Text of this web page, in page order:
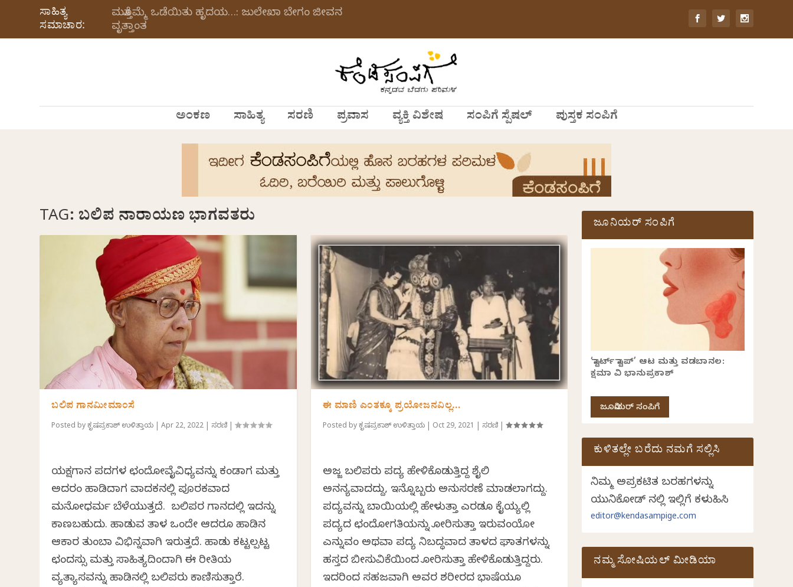
ಸಾಹಿತ್ಯ
ಸಮಾಚಾರ:
ಮತ್ತೊಮ್ಮೆ ಒಡೆಯಿತು ಹೃದಯ…: ಜುಲೇಖಾ ಬೇಗಂ ಜೀವನ
ವೃತ್ತಾಂತ
ಅಂಕಣ ಸಾಹಿತ್ಯ ಸರಣಿ ಪ್ರವಾಸ ವ್ಯಕ್ತಿ ವಿಶೇಷ ಸಂಪಿಗೆ ಸ್ಪೆಷಲ್ ಪುಸ್ತಕ ಸಂಪಿಗೆ
TAG: ಬಲಿಪ ನಾರಾಯಣ ಭಾಗವತರು
ಬಲಿಪ ಗಾನಮೀಮಾಂಸೆ
Posted byಕೃಷ್ಣಪ್ರಕಾಶ್ ಉಳಿತ್ತಾಯ |Apr 22, 2022 ಸರಣಿ |
ಯಕ್ಷಗಾನ ಪದಗಳ ಛಂದೋವೈವಿಧ್ಯವನ್ನು ಕಂಡಾಗ ಮತ್ತು
ಅದರಂತೆ ಹಾಡಿದಾಗ ವಾದಕನಲ್ಲಿ ಪೂರಕವಾದ
ಮನೋಧರ್ಮ ಬೆಳೆಯುತ್ತದೆ. ಬಲಿಪರ ಗಾನದಲ್ಲಿ ಇದನ್ನು
ಕಾಣಬಹುದು. ಹಾಡುವ ತಾಳ ಒಂದೇ ಆದರೂ ಹಾಡಿನ
ಆಕಾರ ತುಂಬಾ ವಿಭಿನ್ನವಾಗಿ ಇರುತ್ತದೆ. ಹಾಡು ಕಟ್ಟಲ್ಪಟ್ಟ
ಛಂದಸ್ಸು ಮತ್ತು ಸಾಹಿತ್ಯದಿಂದಾಗಿ ಈ ರೀತಿಯ
ವ್ಯತ್ಯಾಸವನ್ನು ಹಾಡಿನಲ್ಲಿ ಬಲಿಪರು ಕಾಣಿಸುತ್ತಾರೆ.
ಈ ಮಾಣಿ ಎಂತಕ್ಕೂ ಪ್ರಯೋಜನವಿಲ್ಲ…
Posted byಕೃಷ್ಣಪ್ರಕಾಶ್ ಉಳಿತ್ತಾಯ| Oct 29, 2021 ಸರಣಿ|
ಅಜ್ಜ ಬಲಿಪರು ಪದ್ಯ ಹೇಳಿಕೊಡುತ್ತಿದ್ದ ಶೈಲಿ
ಅನನ್ಯವಾದದ್ದು, ಇನ್ನೊಬ್ಬರು ಅನುಸರಣೆ ಮಾಡಲಾಗದ್ದು.
ಪದ್ಯವನ್ನು ಬಾಯಿಯಲ್ಲಿ ಹೇಳುತ್ತಾ ಎರಡೂ ಕೈಯ್ಯಲ್ಲಿ
ಪದ್ಯದ ಛಂದೋಗತಿಯನ್ನು ತೋರಿಸುತ್ತಾ ಇರುವಂತೆಯೋ
ಎನ್ನುವಂತೆ ಅಥವಾ ಪದ್ಯ ನಿಬದ್ಧವಾದ ತಾಳದ ಘಾತಗಳನ್ನು
ಹಸ್ತದ ಬೀಸುವಿಕೆಯಿಂದ ತೋರಿಸುತ್ತಾ ಹೇಳಿಕೊಡುತ್ತಿದ್ದರು.
ಇದರಿಂದ ಸಹಜವಾಗಿ ಅವರ ಶರೀರದ ಭಾಷೆಯೂ
ಜೂನಿಯರ್ ಸಂಪಿಗೆ
‘ಸ್ಟಾರ್ಟ್ ಸ್ಟಾಪ್’ ಆಟ ಮತ್ತು ವಡಬಾನಲ:
ಕ್ಷಮಾ ವಿ ಭಾನುಪ್ರಕಾಶ್
ಜೂನಿಯರ್ ಸಂಪಿಗೆ
ಕುಳಿತಲ್ಲೇ ಬರೆದು ನಮಗೆ ಸಲ್ಲಿಸಿ
ನಿಮ್ಮ ಅಪ್ರಕಟಿತ ಬರಹಗಳನ್ನು
ಯುನಿಕೋಡ್ ನಲ್ಲಿ ಇಲ್ಲಿಗೆ ಕಳುಹಿಸಿ
editor@kendasampige.com
ನಮ್ಮ ಸೋಷಿಯಲ್‌ ಮೀಡಿಯಾ